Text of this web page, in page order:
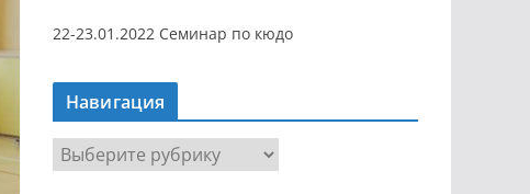
22-23.01.2022 Семинар по кюдо
Навигация
Н
а